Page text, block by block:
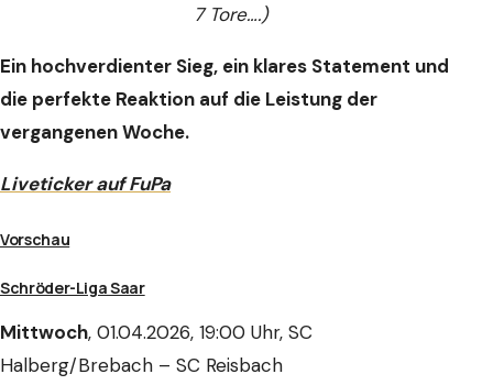
7 Tore….)
Ein hochverdienter Sieg, ein klares Statement und
die perfekte Reaktion auf die Leistung der
vergangenen Woche.
Liveticker auf FuPa
Vorschau
Schröder-Liga Saar
Mittwoch, 01.04.2026, 19:00 Uhr, SC
Halberg/Brebach – SC Reisbach